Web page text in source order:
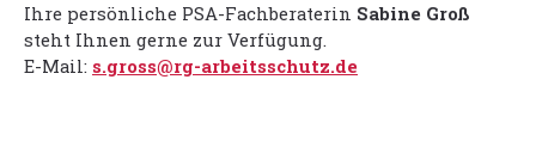
Ihre persönliche PSA-Fachberaterin Sabine Groß
steht Ihnen gerne zur Verfügung.
E-Mail: s.gross@rg-arbeitsschutz.de